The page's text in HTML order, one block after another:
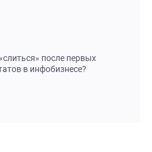
после первых
в инфобизнесе?